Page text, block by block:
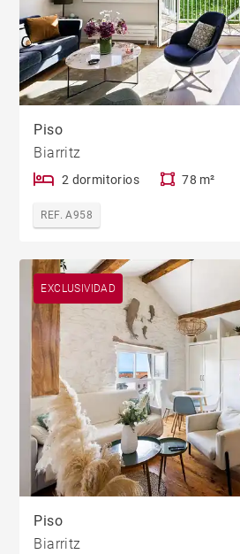
Piso
Biarritz
2 dormitorios 78 m²
REF. A958
EXCLUSIVIDAD
Piso
Biarritz